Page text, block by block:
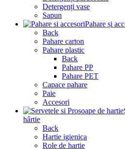
Detergenți vase
Sapun
Pahare și
Back
Pahare carton
Pahare plastic
Back
Pahare PP
Pahare PET
Capace pahare
Paie
Accesori
hârtie
Back
Hartie igienica
Role de hartie